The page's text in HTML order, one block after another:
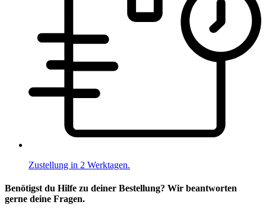
Zustellung in 2 Werktagen.
Benötigst du Hilfe zu deiner Bestellung? Wir beantworten
gerne deine Fragen.